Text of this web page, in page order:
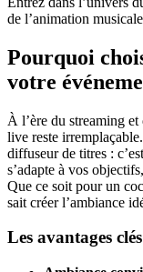
de l’animation
Pourquoi
votre
À l’ère du streaming
live reste
diffuseur de titres :
s’adapte à vos
Que ce soit pour un
sait créer l’ambiance
Les avantages